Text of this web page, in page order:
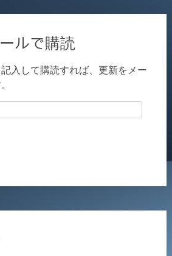
ルで購読
入して購読すれば、更新をメー